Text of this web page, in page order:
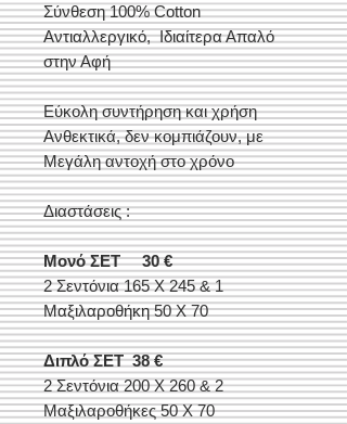
Σύνθεση 100% Cotton
Αντιαλλεργικό, Ιδιαίτερα Απαλό
στην Αφή
Εύκολη συντήρηση και χρήση
Ανθεκτικά, δεν κομπιάζουν, με
Μεγάλη αντοχή στο χρόνο
Διαστάσεις :
Μονό ΣΕΤ
30 €
2 Σεντόνια 165 Χ 245 & 1
Μαξιλαροθήκη 50 Χ 70
Διπλό ΣΕΤ 38 €
2 Σεντόνια 200 Χ 260 & 2
Μαξιλαροθήκες 50 Χ 70